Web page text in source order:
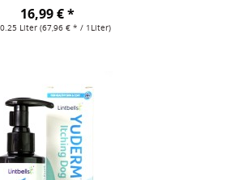
0.25 Liter(67,96 € * / 1Liter)
16,99 € *